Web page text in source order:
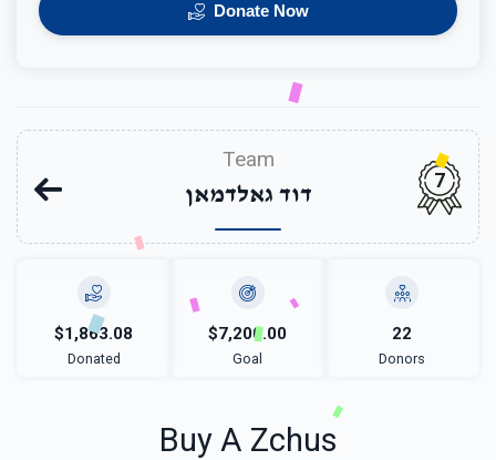
Donate Now
Team
דוד גאלדמאן
7
$1,863.08
Donated
$7,200.00
Goal
22
Donors
Buy A Zchus